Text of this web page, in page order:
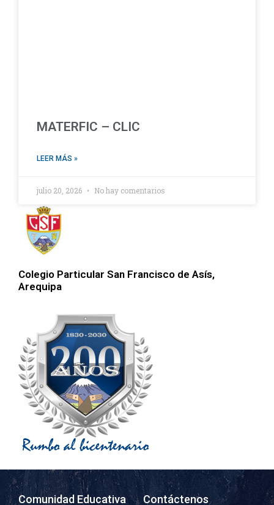
Colegio Particular San Francisco de Asís,
Arequipa
MATERFIC – CLIC
LEER MÁS »
julio 20, 2026 No hay comentarios
Comunidad Educativa Contáctenos